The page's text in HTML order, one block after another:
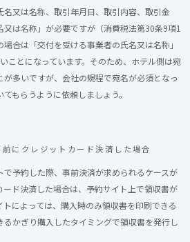
又は名称、取引年月日、取引内容、取引金
は名称」が必要ですが（消費税法第30条9項1
合は「交付を受ける事業者の氏名又は名称」
ことになっています。そのため、ホテル側は宛
多いですが、会社の規程で宛名が必須となっ
もらうように依頼しましょう。
にクレジットカード決済した場合
予約した際、事前決済が求められるケースが
ド決済した場合は、予約サイト上で領収書が
トによっては、購入時のみ領収書を印刷できる
かぎり購入したタイミングで領収書を発行し